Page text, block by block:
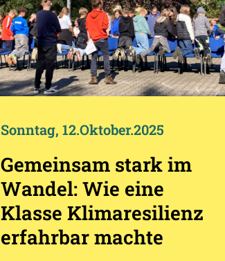
Sonntag, 12.Oktober.2025
Gemeinsam stark im
Wandel: Wie eine
Klasse Klimaresilienz
erfahrbar machte